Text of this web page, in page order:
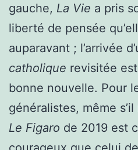
gauche, La Vie a pris
liberté de pensée
auparavant ; l’arrivée
catholique revisitée
bonne nouvelle. Pour
généralistes, même
Le Figaro de 2019 est